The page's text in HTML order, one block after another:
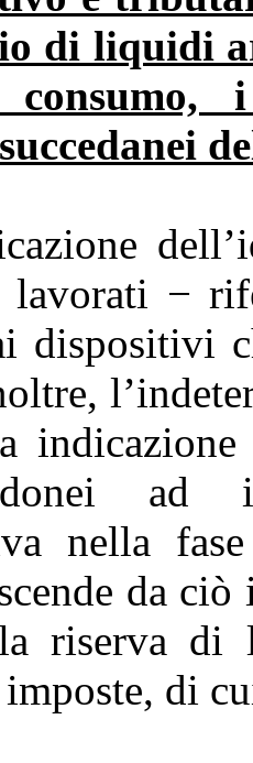
di liquidi
lavorati −
dispositivi
ad
nella
da
riserva di
di